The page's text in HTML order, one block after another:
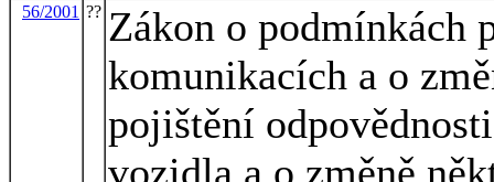
56/2001 ?? Zákon o podmínkách
komunikacích a o
pojištění
vozidla a o změně